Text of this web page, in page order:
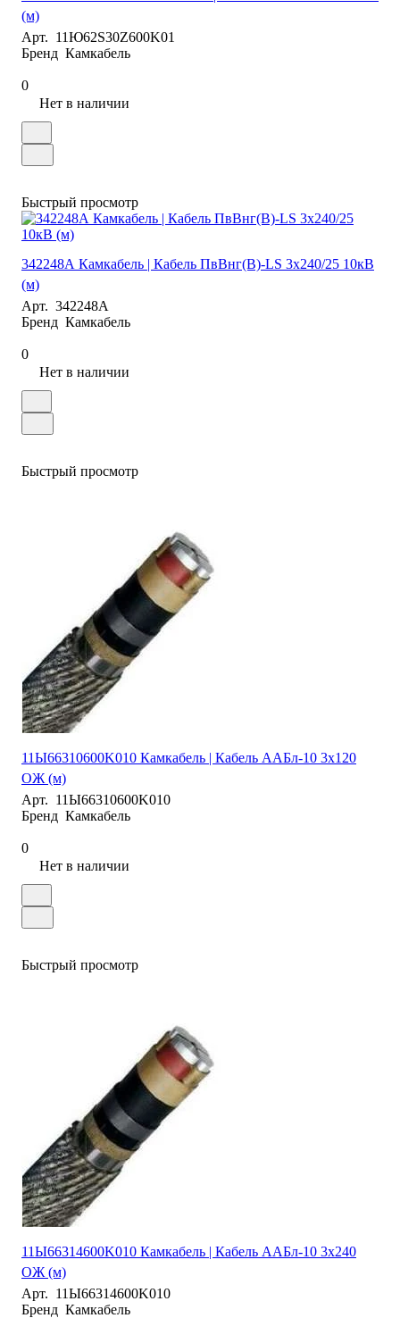
(м)
Арт. 11Ю62S30Z600K01
Бренд Камкабель
0
Нет в наличии
Быстрый просмотр
342248А Камкабель | Кабель ПвВнг(В)-LS 3х240/25 10кВ
(м)
Арт. 342248А
Бренд Камкабель
0
Нет в наличии
Быстрый просмотр
11Ы66310600K010 Камкабель | Кабель ААБл-10 3х120
ОЖ (м)
Арт. 11Ы66310600K010
Бренд Камкабель
0
Нет в наличии
Быстрый просмотр
11Ы66314600K010 Камкабель | Кабель ААБл-10 3х240
ОЖ (м)
Арт. 11Ы66314600K010
Бренд Камкабель